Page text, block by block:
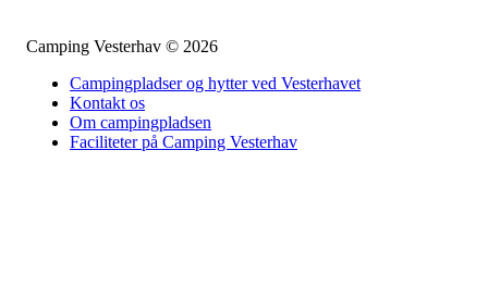
Camping Vesterhav © 2026
Campingpladser og hytter ved Vesterhavet
Kontakt os
Om campingpladsen
Faciliteter på Camping Vesterhav